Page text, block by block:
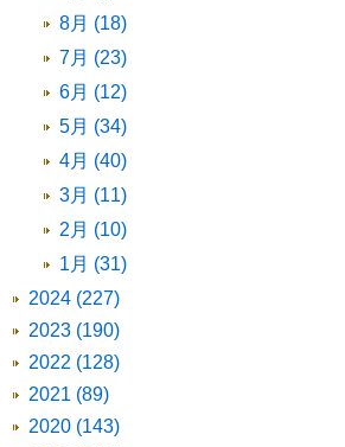
8月 (18)
7月 (23)
6月 (12)
5月 (34)
4月 (40)
3月 (11)
2月 (10)
1月 (31)
2024 (227)
2023 (190)
2022 (128)
2021 (89)
2020 (143)